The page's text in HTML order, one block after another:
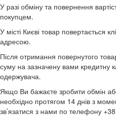
У разі обміну та повернення
покупцем.
У місті Києві товар повертається
адресою.
Після отримання повернутого
суму на зазначену вами кредитну
одержувача.
Якщо Ви бажаєте зробити обмін
необхідно протягом 14 днів з
зв’язатися з нами по телефону